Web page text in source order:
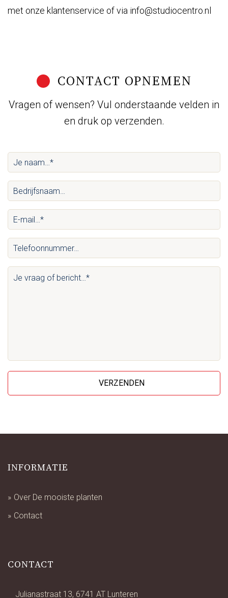
met onze klantenservice of via info@studiocentro.nl
CONTACT OPNEMEN
Vragen of wensen? Vul onderstaande velden in
en druk op verzenden.
naam…
(Vereist)
Bedrijfsnaam…
E-
mail…
(Vereist)
Telefoonnummer…
INFORMATIE
Over De mooiste planten
Contact
CONTACT
Julianastraat 13, 6741 AT Lunteren